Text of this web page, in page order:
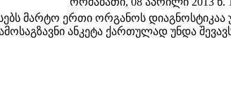
მარტო ერთი ორგანოს
ანკეტა ქართულად უნდა